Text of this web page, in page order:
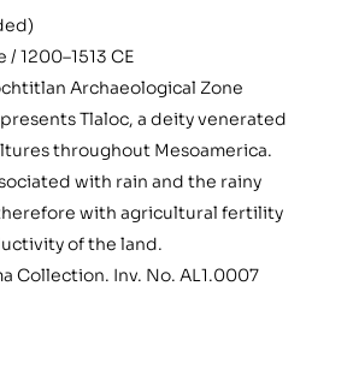
1200–1513 CE
Archaeological Zone
Tlaloc, a deity venerated
throughout Mesoamerica.
with rain and the rainy
with agricultural fertility
of the land.
Collection. Inv. No. AL1.0007